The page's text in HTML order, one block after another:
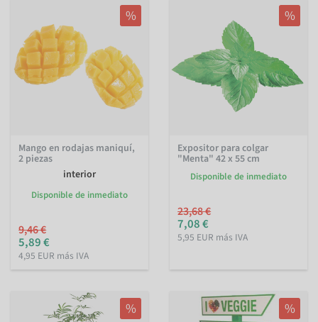
%
Mango en rodajas maniquí,
2 piezas
interior
Disponible de inmediato
9,46 €
5,89 €
4,95 EUR más IVA
%
Expositor para colgar
"Menta" 42 x 55 cm
Disponible de inmediato
23,68 €
7,08 €
5,95 EUR más IVA
% %